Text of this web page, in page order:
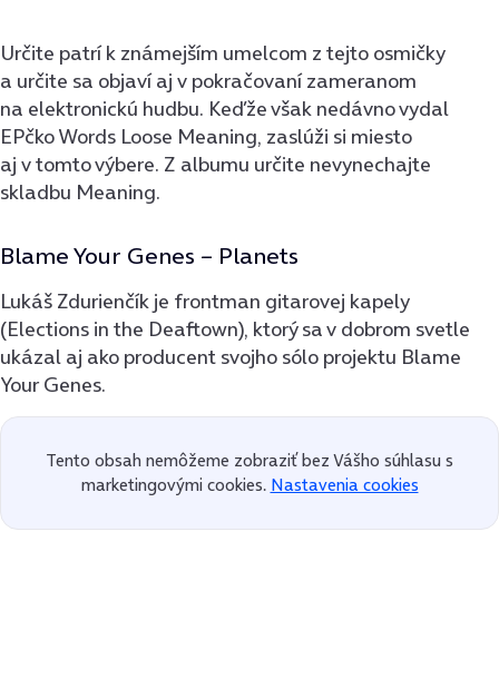
Určite patrí k známejším umelcom z tejto osmičky
a určite sa objaví aj v pokračovaní zameranom
na elektronickú hudbu. Keďže však nedávno vydal
EPčko Words Loose Meaning, zaslúži si miesto
aj v tomto výbere. Z albumu určite nevynechajte
skladbu Meaning.
Blame Your Genes – Planets
Lukáš Zdurienčík je frontman gitarovej kapely
(Elections in the Deaftown), ktorý sa v dobrom svetle
ukázal aj ako producent svojho sólo projektu Blame
Your Genes.
Tento obsah nemôžeme zobraziť bez Vášho súhlasu s
marketingovými cookies. Nastavenia cookies